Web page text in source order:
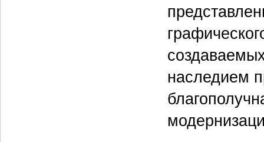
наследием